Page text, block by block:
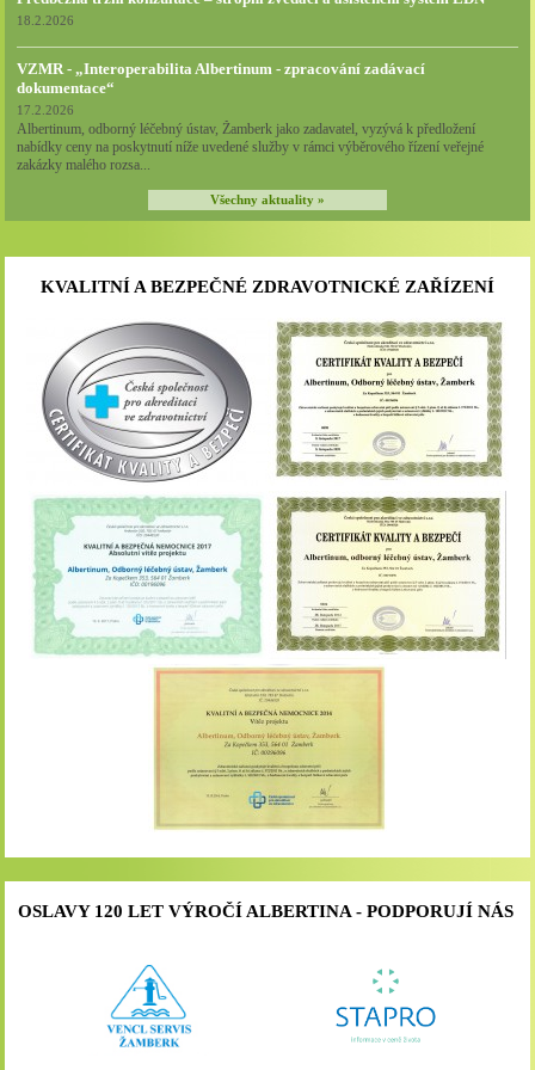
18.2.2026
VZMR - „Interoperabilita Albertinum - zpracování zadávací
dokumentace“
17.2.2026
Albertinum, odborný léčebný ústav, Žamberk jako zadavatel, vyzývá k předložení
nabídky ceny na poskytnutí níže uvedené služby v rámci výběrového řízení veřejné
zakázky malého rozsa...
Všechny aktuality »
KVALITNÍ A BEZPEČNÉ ZDRAVOTNICKÉ ZAŘÍZENÍ
OSLAVY 120 LET VÝROČÍ ALBERTINA - PODPORUJÍ NÁS